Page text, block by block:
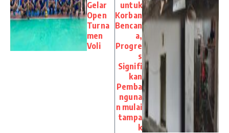
Gelar
Open
Turna
men
Voli
untuk
Korban
Bencan
a,
Progre
s
Signifi
kan
Pemba
nguna
n mulai
tampa
k